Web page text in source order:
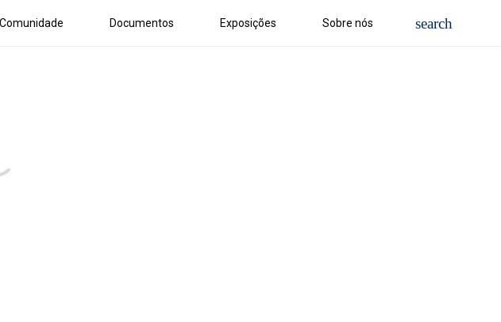
Documentos Exposições Sobre nós